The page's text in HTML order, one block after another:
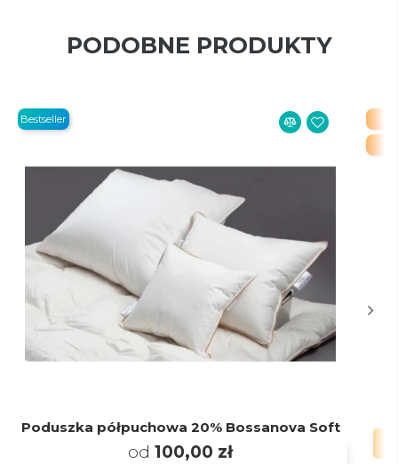
PODOBNE PRODUKTY
Poduszka półpuchowa 20% Bossanova Soft
od 100,00 zł
Bestseller